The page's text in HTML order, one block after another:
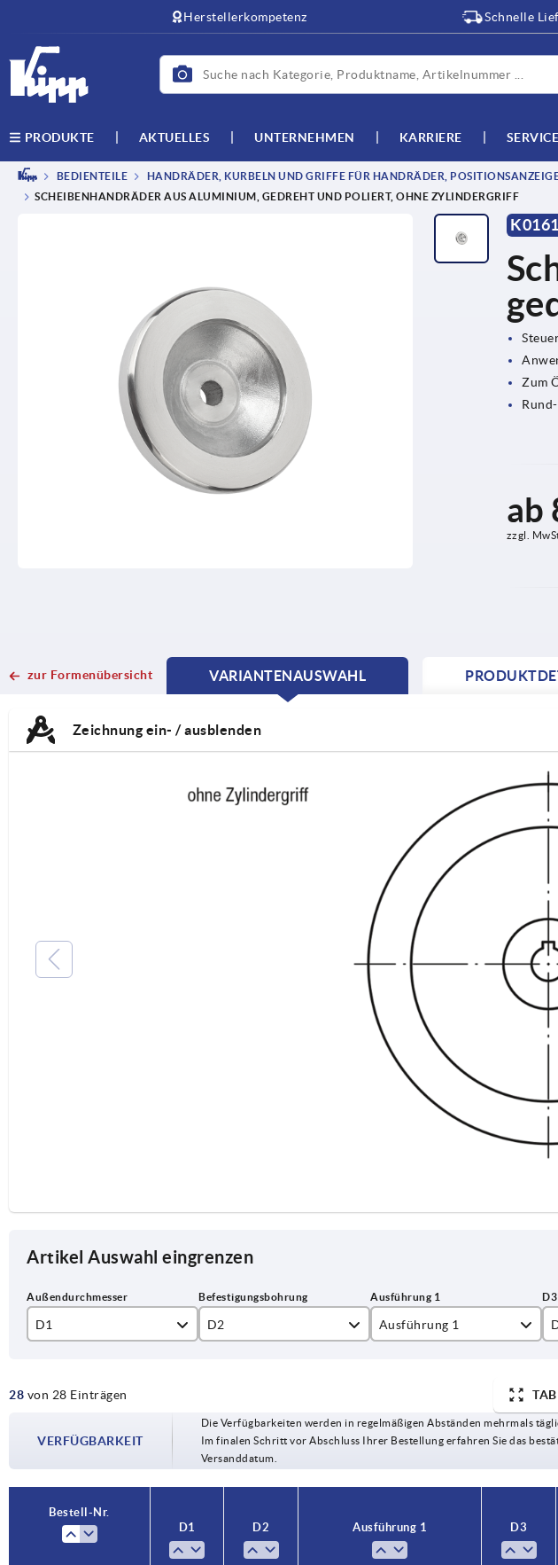
Herstellerkompetenz Schnelle
PRODUKTE AKTUELLES UNTERNEHMEN KARRIERE SERVICE
BEDIENTEILE HANDRÄDER, KURBELN UND GRIFFE FÜR HANDRÄDER,
SCHEIBENHANDRÄDER AUS ALUMINIUM, GEDREHT UND POLIERT, OHNE ZYLINDERGRIFF
Zum
ab
zzgl.
zur Formenübersicht
VARIANTENAUSWAHL
CURRENT
CURRENT
Zeichnung ein- / ausblenden
Artikel Auswahl eingrenzen
D1
100
140
D2
14H7
15H7
Ausführung 1
28 von 28 Einträgen
VERFÜGBARKEIT
Die Verfügbarkeiten werden in regelmäßigen Abständen mehrmals
Im finalen Schritt vor Abschluss Ihrer Bestellung erfahren Sie das
Versanddatum.
Bestell-Nr.
D1
D2 Ausführung 1 D3